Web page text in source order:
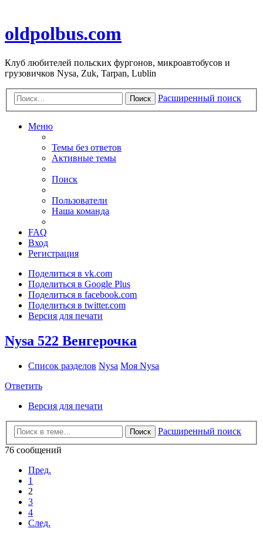
oldpolbus.com
Клуб любителей польских фургонов, микроавтобусов и
грузовичков Nysa, Zuk, Tarpan, Lublin
Поиск Расширенный поиск
Меню
Темы без ответов
Активные темы
Поиск
Пользователи
Наша команда
FAQ
Вход
Регистрация
Поделиться в vk.com
Поделиться в Google Plus
Поделиться в facebook.com
Поделиться в twitter.com
Версия для печати
Nysa 522 Венгерочка
Список разделов Nysa Моя Nysa
Ответить
Версия для печати
Поиск
Расширенный поиск
76 сообщений
Пред.
1
2
3
4
След.